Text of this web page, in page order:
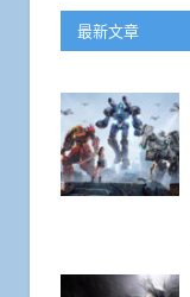
最新文章